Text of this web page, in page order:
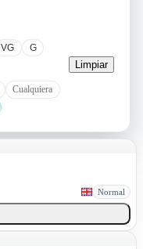
VG G
Limpiar
Cualquiera
Normal